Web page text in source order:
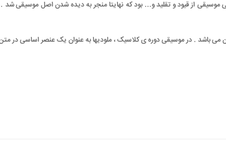
از قیود و تقلید و... بود که نهایتا منجر به دیده شدن اصل موسیقی شد .
می باشد . در موسیقی دوره ی کلاسیک ، ملودیها به عنوان یک عنصر اساسی در